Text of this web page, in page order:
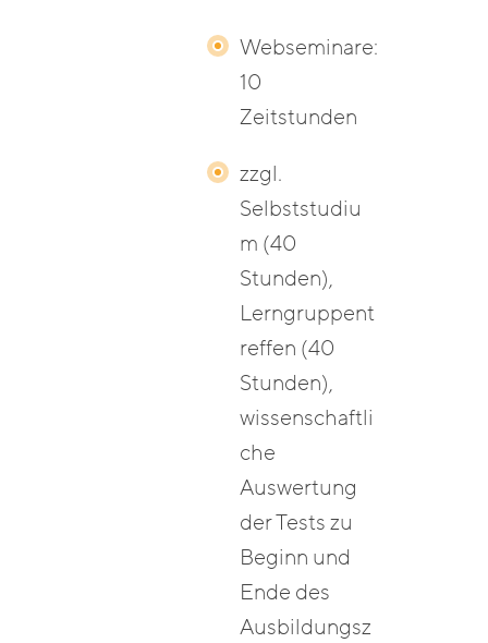
Webseminare:
10
Zeitstunden
zzgl.
Selbststudiu
m (40
Stunden),
Lerngruppent
reffen (40
Stunden),
wissenschaftli
che
Auswertung
der Tests zu
Beginn und
Ende des
Ausbildungsz